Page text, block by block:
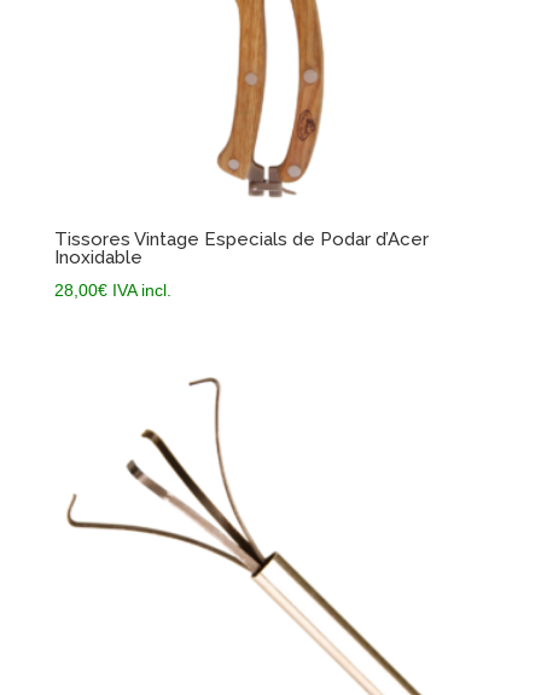
Tissores Vintage Especials de Podar d’Acer
Inoxidable
28,00€ IVA incl.